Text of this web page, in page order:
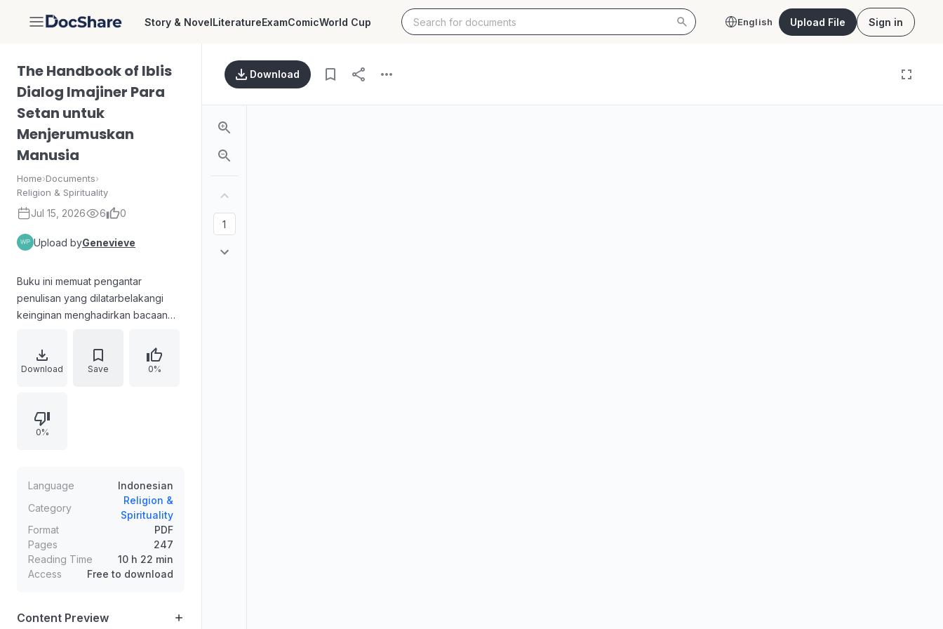
DocShare Story & NovelLiteratureExamComicWorld Cup English Upload File Sign in
The Handbook of Iblis
Dialog Imajiner Para
Setan untuk
Menjerumuskan
Manusia
Home›Documents›
Religion & Spirituality
Jul 15, 2026 6 0
Upload byGenevieve
Buku ini memuat pengantar
penulisan yang dilatarbelakangi
keinginan menghadirkan bacaan
Karya berfokus pada dialog imajiner
para setan yang bertujuan
dan doa yang tercermin dalam
kutipan pembuka.
Download Save 0%
0%
Language
Indonesian
Category
Religion &
Spirituality
Format
PDF
Pages
247
Reading Time
10 h 22 min
Access
Free to download
Content Preview
Download